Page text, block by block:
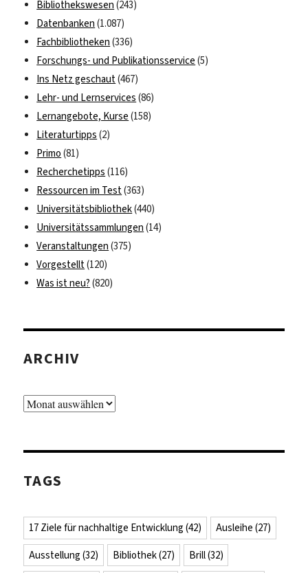
Bibliothekswesen (243)
Datenbanken (1.087)
Fachbibliotheken (336)
Forschungs- und Publikationsservice (5)
Ins Netz geschaut(467)
Lehr- und Lernservices (86)
Lernangebote, Kurse (158)
Literaturtipps (2)
Primo (81)
Recherchetipps (116)
Ressourcen im Test(363)
Universitätsbibliothek(440)
Universitätssammlungen (14)
Veranstaltungen (375)
Vorgestellt(120)
Was ist neu? (820)
ARCHIV
Archiv
TAGS
17 Ziele für nachhaltige Entwicklung (42) Ausleihe (27)
Ausstellung (32) Bibliothek(27) Brill(32)